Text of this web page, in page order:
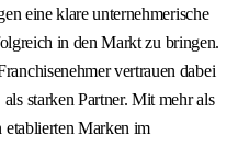
eine klare unternehmerische
in den Markt zu bringen.
vertrauen dabei
starken Partner. Mit mehr als
Marken im